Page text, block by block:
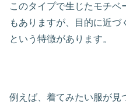
このタイプで生じたモチベ
もありますが、目的に近づ
という特徴があります。
例えば、着てみたい服が見